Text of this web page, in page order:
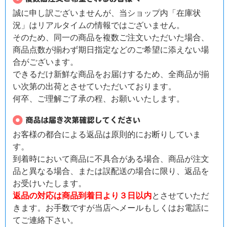
誠に申し訳ございませんが、当ショップ内「在庫状
況」はリアルタイムの情報ではございません。
そのため、同一の商品を複数ご注文いただいた場合、
商品点数が揃わず期日指定などのご希望に添えない場
合がございます。
できるだけ新鮮な商品をお届けするため、全商品が揃
い次第の出荷とさせていただいております。
何卒、ご理解ご了承の程、お願いいたします。
お客様の都合による返品は原則的にお断りしていま
す。
到着時において商品に不具合がある場合、商品が注文
品と異なる場合、または誤配送の場合に限り、返品を
お受けいたします。
返品の対応は商品到着日より３日以内とさせていただ
きます。お手数ですが当店へメールもしくはお電話に
てご連絡下さい。